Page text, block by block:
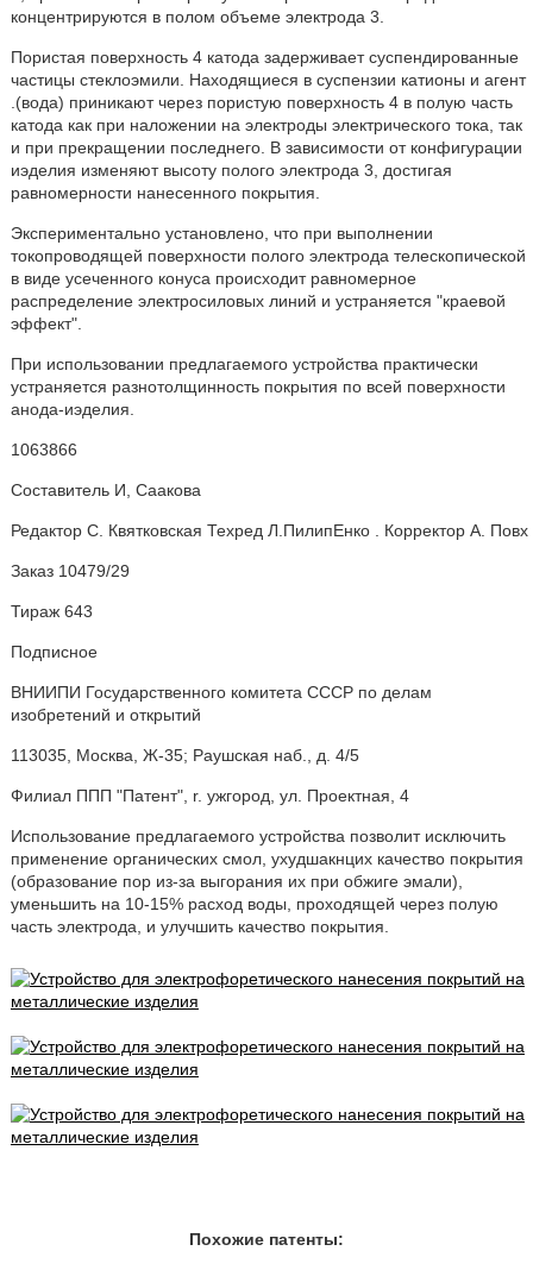
концентрируются в полом объеме электрода 3.
Пористая поверхность 4 катода задерживает суспендированные
частицы стеклоэмили. Находящиеся в суспензии катионы и агент
.(вода) приникают через пористую поверхность 4 в полую часть
катода как при наложении на электроды электрического тока, так
и при прекращении последнего. В зависимости от конфигурации
иэделия изменяют высоту полого электрода 3, достигая
равномерности нанесенного покрытия.
Экспериментально установлено, что при выполнении
токопроводящей поверхности полого электрода телескопической
в виде усеченного конуса происходит равномерное
распределение электросиловых линий и устраняется "краевой
эффект".
При использовании предлагаемого устройства практически
устраняется разнотолщинность покрытия по всей поверхности
анода-иэделия.
1063866
Составитель И, Саакова
Редактор С. Квятковская Техред Л.ПилипЕнко . Корректор A. Повх
Заказ 10479/29
Тираж 643
Подписное
ВНИИПИ Государственного комитета СССР по делам
изобретений и открытий
113035, Москва, Ж-35; Раушская наб., д. 4/5
Филиал ППП "Патент", r. ужгород, ул. Проектная, 4
Использование предлагаемого устройства позволит исключить
применение органических смол, ухудшакнцих качество покрытия
(образование пор из-за выгорания их при обжиге эмали),
уменьшить на 10-15% расход воды, проходящей через полую
часть электрода, и улучшить качество покрытия.
Похожие патенты: